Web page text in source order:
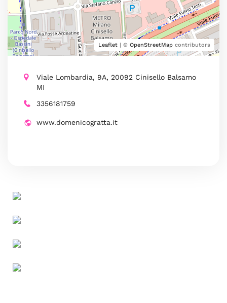
Leaflet | © OpenStreetMap contributors
Viale Lombardia, 9A, 20092 Cinisello Balsamo
MI
3356181759
www.domenicogratta.it